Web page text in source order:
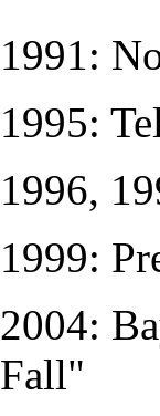
1991:
1995:
1996,
1999:
2004:
Fall"